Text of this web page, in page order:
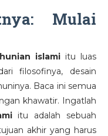
Mulai
hunian islamiitu luas
filosofinya, desain
Baca ini semua
khawatir. Ingatlah
itu adalah sebuah
akhir yang harus